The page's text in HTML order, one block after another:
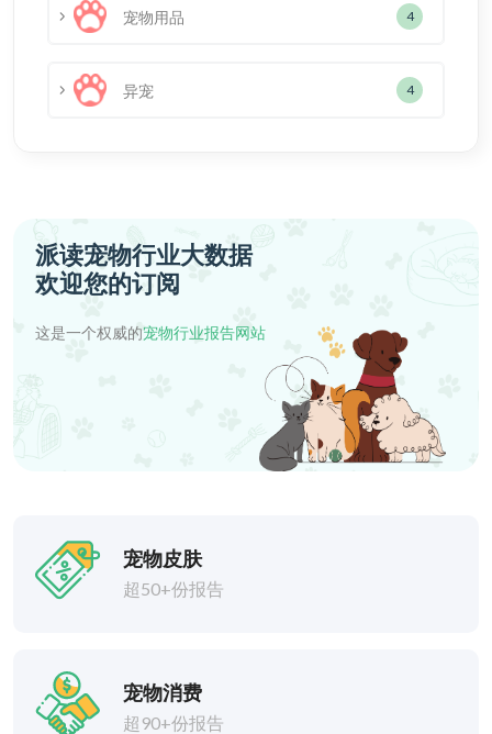
宠物用品 4
异宠 4
派读宠物行业大数据
欢迎您的订阅
这是一个权威的宠物行业报告网站
宠物皮肤
超50+份报告
宠物消费
超90+份报告